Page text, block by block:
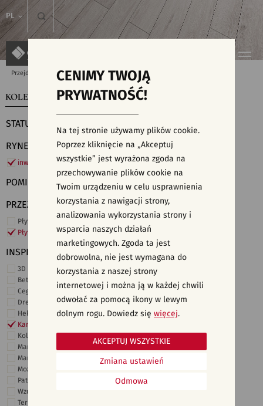
PL
Przejdź do strony głównej Kolekcje
KOLEKCJE WYSZUKIWARKA PŁYTEK
STATUS
RYNEK
inwestycje
POMIESZCZENIE
PRZEZNACZENIE
Płytki ścienne
Płytki podłogowe
INSPIRACJE
3D i struktury
Beton
Cegiełki
Drewno
Heksagonalne
Kamień
Kolor
Marmur
Marokańskie
Mozaika
Patchwork
Wzory i motywy
Terrazzo
CENIMY TWOJĄ
PRYWATNOŚĆ!
Na tej stronie używamy plików cookie.
Poprzez kliknięcie na „Akceptuj
wszystkie” jest wyrażona zgoda na
przechowywanie plików cookie na
Twoim urządzeniu w celu usprawnienia
korzystania z nawigacji strony,
analizowania wykorzystania strony i
wsparcia naszych działań
marketingowych. Zgoda ta jest
dobrowolna, nie jest wymagana do
korzystania z naszej strony
internetowej i można ją w każdej chwili
odwołać za pomocą ikony w lewym
dolnym rogu. Dowiedz się więcej.
Odmowa
Zmiana ustawień
AKCEPTUJ WSZYSTKIE